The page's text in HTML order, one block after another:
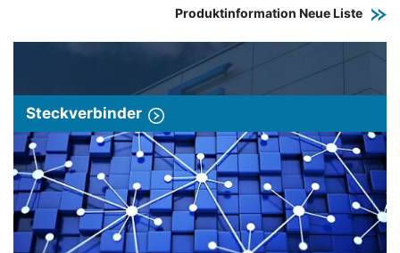
Produktinformation Neue Liste
Steckverbinder